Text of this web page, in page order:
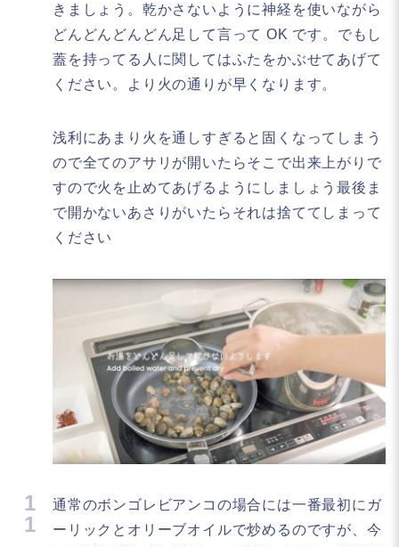
きましょう。乾かさないように神経を使いながら
どんどんどんどん足して言って OK です。でもし
蓋を持ってる人に関してはふたをかぶせてあげて
ください。より火の通りが早くなります。
浅利にあまり火を通しすぎると固くなってしまう
ので全てのアサリが開いたらそこで出来上がりで
すので火を止めてあげるようにしましょう最後ま
で開かないあさりがいたらそれは捨ててしまって
ください
1
1
通常のボンゴレビアンコの場合には一番最初にガ
ーリックとオリーブオイルで炒めるのですが、今